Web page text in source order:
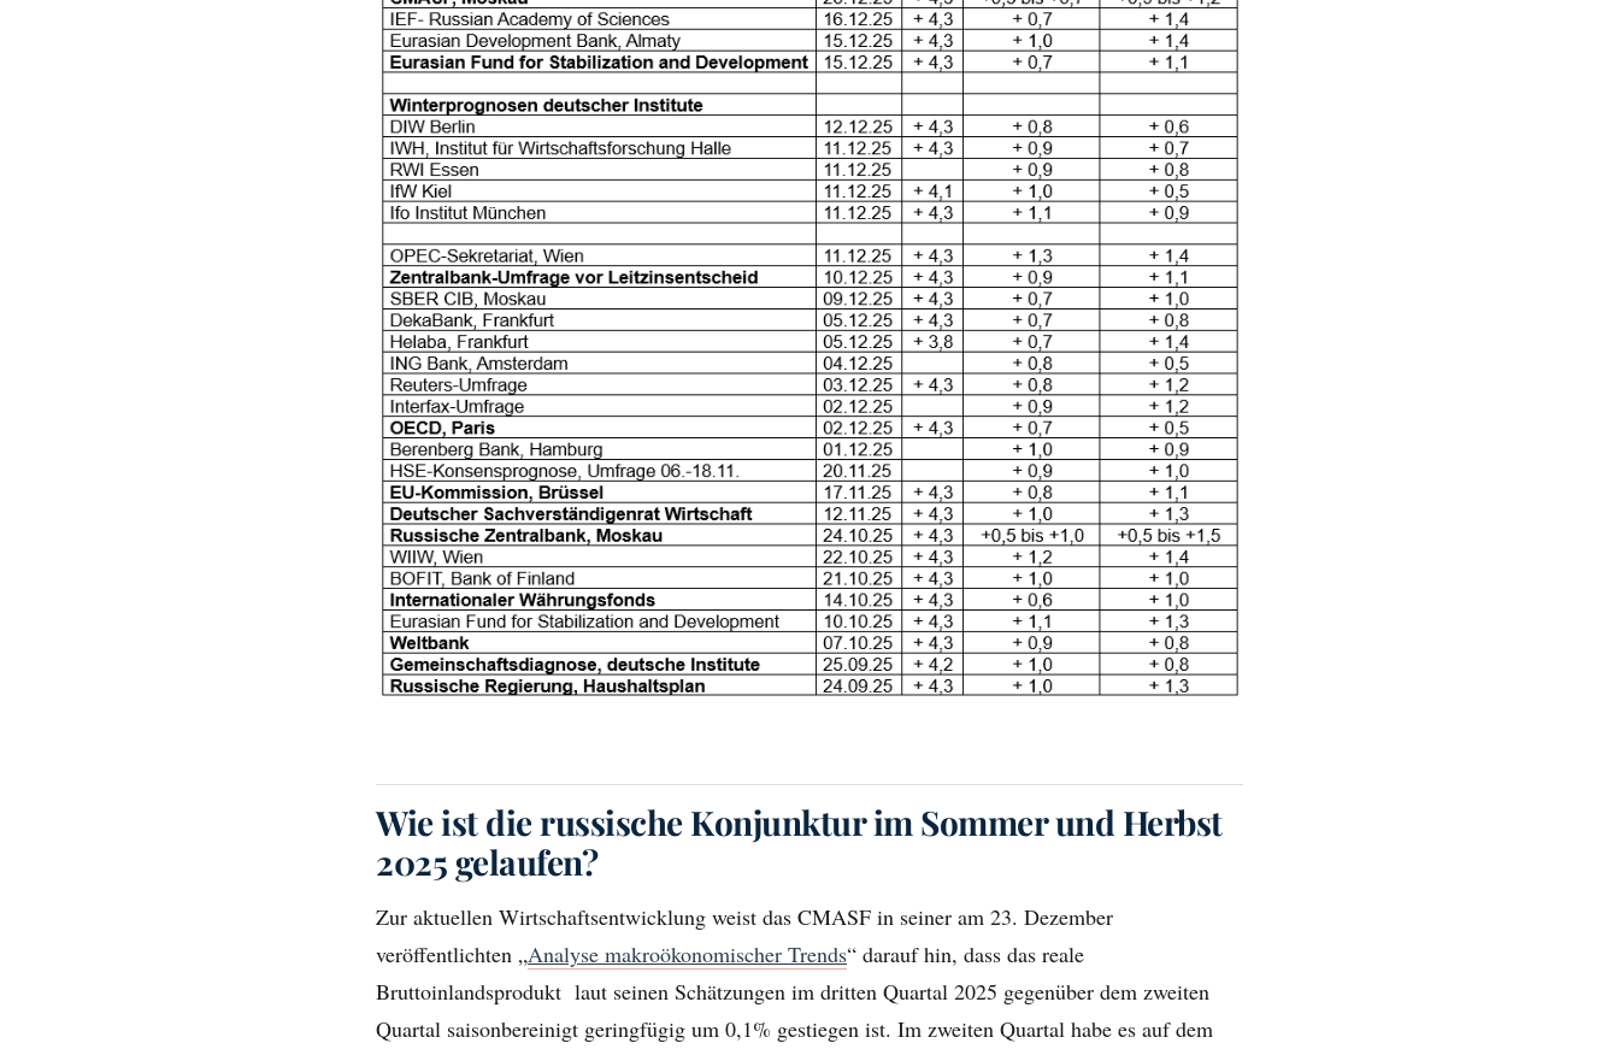
Wie ist die russische Konjunktur im Sommer und Herbst
2025 gelaufen?
Zur aktuellen Wirtschaftsentwicklung weist das CMASF in seiner am 23. Dezember
veröffentlichten „Analyse makroökonomischer Trends“ darauf hin, dass das reale
Bruttoinlandsprodukt laut seinen Schätzungen im dritten Quartal 2025 gegenüber dem zweiten
Quartal saisonbereinigt geringfügig um 0,1% gestiegen ist. Im zweiten Quartal habe es auf dem